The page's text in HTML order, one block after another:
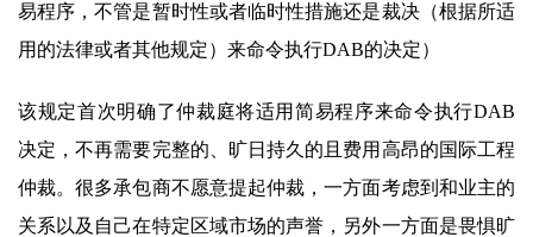
易程序，不管是暂时性或者临时性措施还是裁决（根据所适
用的法律或者其他规定）来命令执行DAB的决定）
该规定首次明确了仲裁庭将适用简易程序来命令执行DAB
决定，不再需要完整的、旷日持久的且费用高昂的国际工程
仲裁。很多承包商不愿意提起仲裁，一方面考虑到和业主的
关系以及自己在特定区域市场的声誉，另外一方面是畏惧旷